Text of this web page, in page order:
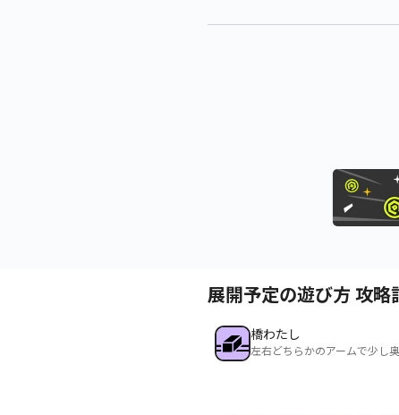
展開予定の遊び方 攻略
橋わたし
左右どちらかのアームで少し